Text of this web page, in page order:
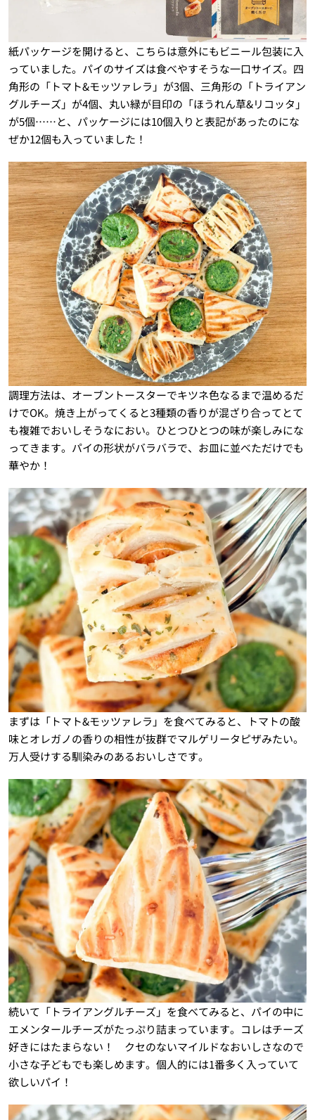
紙パッケージを開けると、こちらは意外にもビニール包装に入
っていました。パイのサイズは食べやすそうな一口サイズ。四
角形の「トマト&モッツァレラ」が3個、三角形の「トライアン
グルチーズ」が4個、丸い緑が目印の「ほうれん草&リコッタ」
が5個……と、パッケージには10個入りと表記があったのにな
ぜか12個も入っていました！
調理方法は、オーブントースターでキツネ色なるまで温めるだ
けでOK。焼き上がってくると3種類の香りが混ざり合ってとて
も複雑でおいしそうなにおい。ひとつひとつの味が楽しみにな
ってきます。パイの形状がバラバラで、お皿に並べただけでも
華やか！
まずは「トマト&モッツァレラ」を食べてみると、トマトの酸
味とオレガノの香りの相性が抜群でマルゲリータピザみたい。
万人受けする馴染みのあるおいしさです。
続いて「トライアングルチーズ」を食べてみると、パイの中に
エメンタールチーズがたっぷり詰まっています。コレはチーズ
好きにはたまらない！ クセのないマイルドなおいしさなので
小さな子どもでも楽しめます。個人的には1番多く入っていて
欲しいパイ！